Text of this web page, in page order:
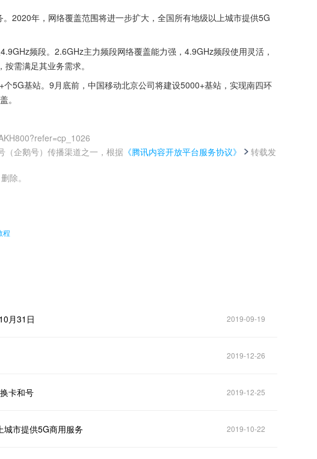
2020年，网络覆盖范围将进一步扩大，全国所有地级以上城市提供5G
频段。2.6GHz主力频段网络覆盖能力强，4.9GHz频段使用灵活，
需满足其业务需求。
5G基站。9月底前，中国移动北京公司将建设5000+基站，实现南四环
。
（企鹅号）传播渠道之一，根据 《腾讯内容开放平台服务协议》
转载发
除。
程
月31日 2019-09-19
2019-12-26
卡和号 2019-12-25
城市提供5G商用服务 2019-10-22